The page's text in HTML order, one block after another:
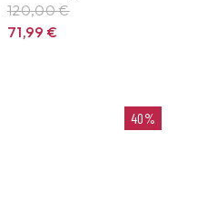
120,00 €
71,99€
40%